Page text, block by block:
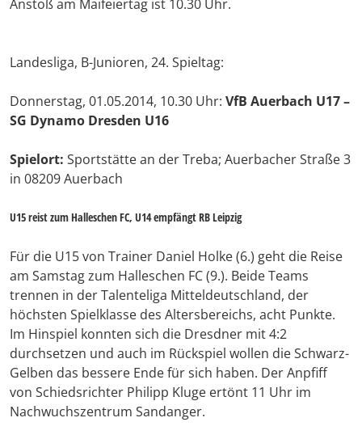
Anstoß am Maifeiertag ist 10.30 Uhr.
Landesliga, B-Junioren, 24. Spieltag:
Donnerstag, 01.05.2014, 10.30 Uhr: VfB Auerbach U17 –
SG Dynamo Dresden U16
Spielort: Sportstätte an der Treba; Auerbacher Straße 3
in 08209 Auerbach
U15 reist zum Halleschen FC, U14 empfängt RB Leipzig
Für die U15 von Trainer Daniel Holke (6.) geht die Reise
am Samstag zum Halleschen FC (9.). Beide Teams
trennen in der Talenteliga Mitteldeutschland, der
höchsten Spielklasse des Altersbereichs, acht Punkte.
Im Hinspiel konnten sich die Dresdner mit 4:2
durchsetzen und auch im Rückspiel wollen die Schwarz-
Gelben das bessere Ende für sich haben. Der Anpfiff
von Schiedsrichter Philipp Kluge ertönt 11 Uhr im
Nachwuchszentrum Sandanger.